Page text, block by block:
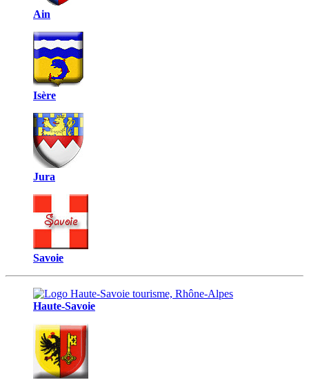
Ain
Isère
Jura
Savoie
Haute-Savoie